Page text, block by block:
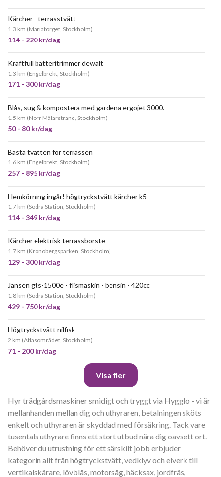
Kärcher - terrasstvätt
1.3 km (Mariatorget, Stockholm)
114 - 220 kr/dag
Kraftfull batteritrimmer dewalt
1.3 km (Engelbrekt, Stockholm)
171 - 300 kr/dag
Blås, sug & kompostera med gardena ergojet 3000.
1.5 km (Norr Mälarstrand, Stockholm)
50 - 80 kr/dag
Bästa tvätten för terrassen
1.6 km (Engelbrekt, Stockholm)
257 - 895 kr/dag
Hemkörning ingår! högtryckstvätt kärcher k5
1.7 km (Södra Station, Stockholm)
114 - 349 kr/dag
Kärcher elektrisk terrassborste
1.7 km (Kronobergsparken, Stockholm)
129 - 300 kr/dag
Jansen gts-1500e - flismaskin - bensin - 420cc
1.8 km (Södra Station, Stockholm)
429 - 750 kr/dag
Högtryckstvätt nilfisk
2 km (Atlasområdet, Stockholm)
71 - 200 kr/dag
Visa fler
Hyr trädgårdsmaskiner smidigt och tryggt via Hygglo - vi är
mellanhanden mellan dig och uthyraren, betalningen sköts
enkelt och uthyraren är skyddad med försäkring. Tack vare
tusentals uthyrare finns ett stort utbud nära dig oavsett ort.
Behöver du utrustning för ett särskilt jobb erbjuder
kategorin allt från högtryckstvätt, vedklyv och elverk till
vertikalskärare, lövblås, motorsåg, häcksax, jordfräs,